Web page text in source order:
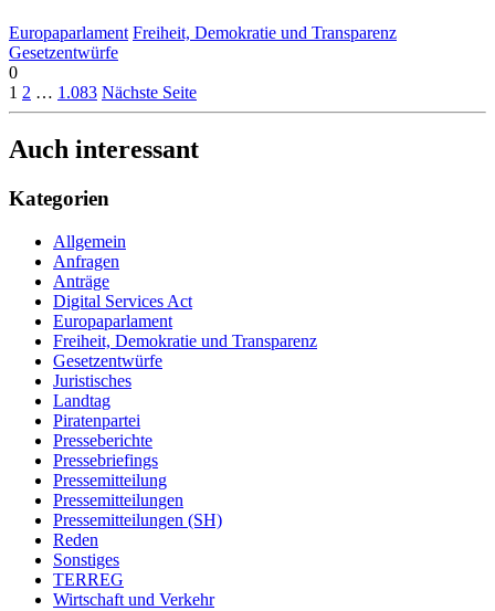
Europaparlament Freiheit, Demokratie und Transparenz
Gesetzentwürfe
0
1 2 … 1.083 Nächste Seite
Auch interessant
Kategorien
Allgemein
Anfragen
Anträge
Digital Services Act
Europaparlament
Freiheit, Demokratie und Transparenz
Gesetzentwürfe
Juristisches
Landtag
Piratenpartei
Presseberichte
Pressebriefings
Pressemitteilung
Pressemitteilungen
Pressemitteilungen (SH)
Reden
Sonstiges
TERREG
Wirtschaft und Verkehr